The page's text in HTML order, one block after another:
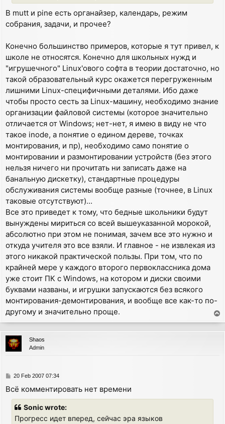
В mutt и pine есть органайзер, календарь, режим
собрания, задачи, и прочее?
Конечно большинство примеров, которые я тут привел, к
школе не относятся. Конечно для школьных нужд и
"игрушечного" Linux'ового софта в теории достаточно, но
такой образовательный курс окажется перегруженным
лишними Linux-специфичными деталями. Ибо даже
чтобы просто сесть за Linux-машину, необходимо знание
организации файловой системы (которое значительно
отличается от Windows; нет-нет, я имею в виду не что
такое inode, а понятие о едином дереве, точках
монтирования, и пр), необходимо само понятие о
монтировании и размонтировании устройств (без этого
нельзя ничего ни прочитать ни записать даже на
банальную дискетку), стандартные процедуры
обслуживания системы вообще разные (точнее, в Linux
таковые отсутствуют)...
Все это приведет к тому, что бедные школьники будут
вынуждены мириться со всей вышеуказанной морокой,
абсолютно при этом не понимая, зачем все это нужно и
откуда учителя это все взяли. И главное - не извлекая из
этого никакой практической пользы. При том, что по
крайней мере у каждого второго первоклассника дома
уже стоит ПК с Windows, на котором и диски своими
буквами названы, и игрушки запускаются без всякого
монтирования-демонтирования, и вообще все как-то по-
другому и значительно проще.
o
p
Shaos
Admin
P
s
t
20 Feb 2007 07:34
Всё комментировать нет времени
Sonic wrote:
Прогресс идет вперед, сейчас эра языков